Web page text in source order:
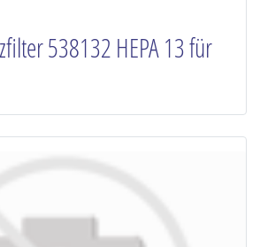
538132 HEPA 13 für